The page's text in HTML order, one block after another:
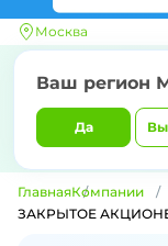
Москва
Ваш регион
Да
ГлавнаяКомпании
ЗАКРЫТОЕ